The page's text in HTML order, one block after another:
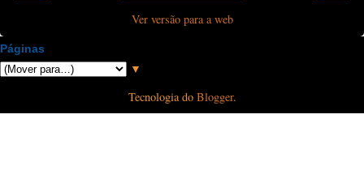
Ver versão para a web
Páginas
▼
Tecnologia do Blogger.